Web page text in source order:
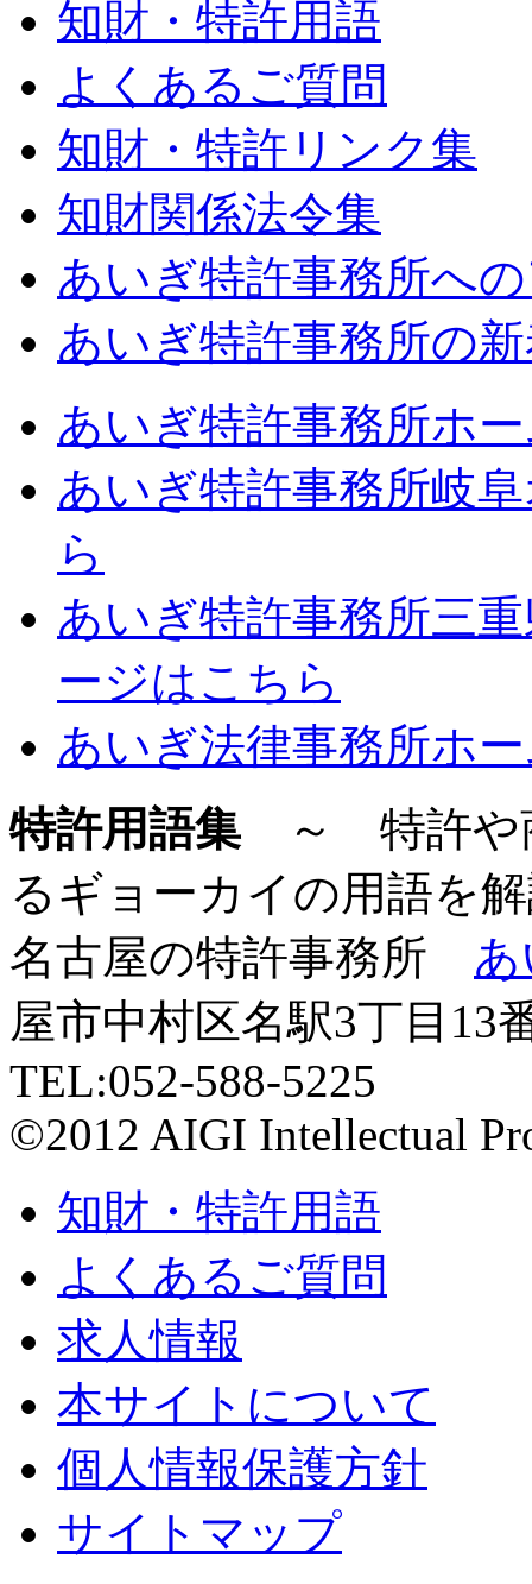
知財・特許用語
よくあるご質問
知財・特許リンク集
知財関係法令集
あいぎ特許事務所へ
あいぎ特許事務所の
あいぎ特許事務所ホ
あいぎ特許事務所岐
ら
あいぎ特許事務所三
ージはこちら
あいぎ法律事務所ホ
特許用語集 ～ 特許や
るギョーカイの用語を
名古屋の特許事務所
屋市中村区名駅3丁目
TEL:052-588-5225
©2012 AIGI Intellectual
知財・特許用語
よくあるご質問
求人情報
本サイトについて
個人情報保護方針
サイトマップ